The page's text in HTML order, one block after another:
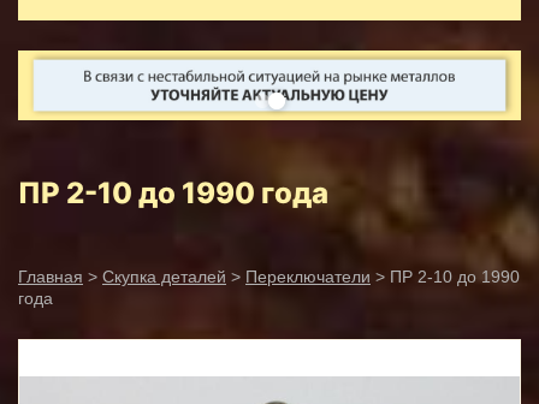
ПР 2-10 до 1990 года
Главная > Скупка деталей > Переключатели > ПР 2-10 до 1990
года